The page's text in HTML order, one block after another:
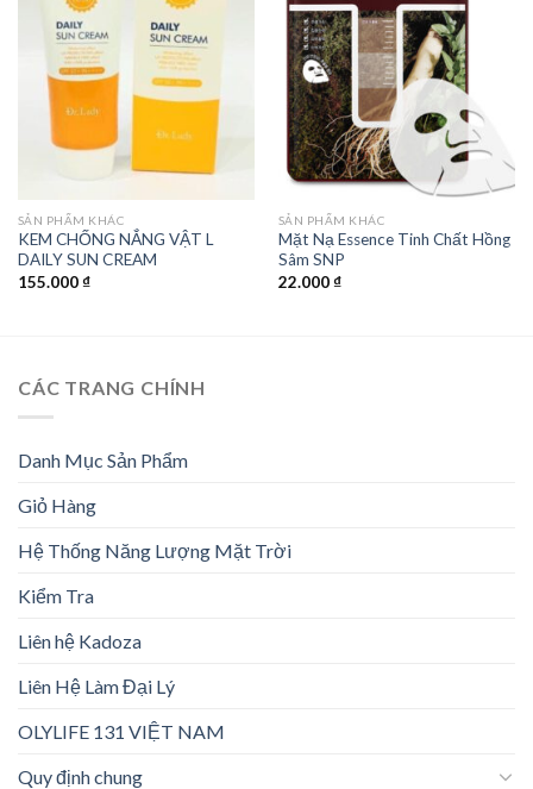
wishlist
SẢN PHẨM KHÁC
KEM CHỐNG NẮNG VẬT L
DAILY SUN CREAM
155.000₫
Add to
wishlist
SẢN PHẨM KHÁC
Mặt Nạ Essence Tinh Chất Hồng
Sâm SNP
22.000₫
CÁC TRANG CHÍNH
Danh Mục Sản Phẩm
Giỏ Hàng
Hệ Thống Năng Lượng Mặt Trời
Kiểm Tra
Liên hệ Kadoza
Liên Hệ Làm Đại Lý
OLYLIFE 131 VIỆT NAM
Quy định chung